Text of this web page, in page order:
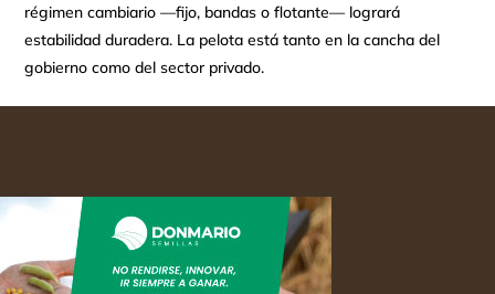
régimen cambiario —fijo, bandas o flotante— logrará
estabilidad duradera. La pelota está tanto en la cancha del
gobierno como del sector privado.